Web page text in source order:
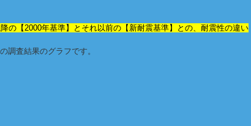
の【2000年基準】とそれ以前の【新耐震基準】との、耐震性の違い
調査結果のグラフです。